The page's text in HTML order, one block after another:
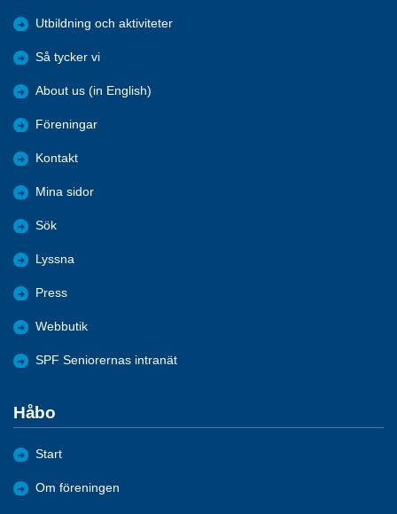
Utbildning och aktiviteter
Så tycker vi
About us (in English)
Föreningar
Kontakt
Mina sidor
Sök
Lyssna
Press
Webbutik
SPF Seniorernas intranät
Håbo
Start
Om föreningen